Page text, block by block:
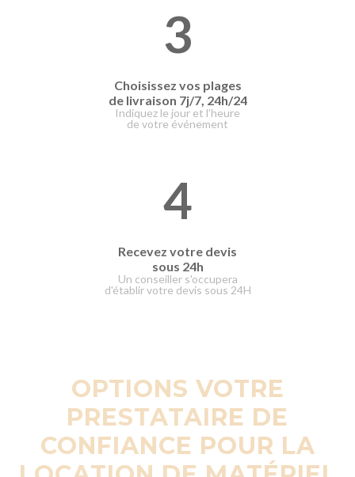
3
Choisissez vos plages
de livraison 7j/7, 24h/24
Indiquez le jour et l’heure
de votre événement
4
Recevez votre devis
sous 24h
Un conseiller s'occupera
d'établir votre devis sous 24H
OPTIONS VOTRE
PRESTATAIRE DE
CONFIANCE POUR LA